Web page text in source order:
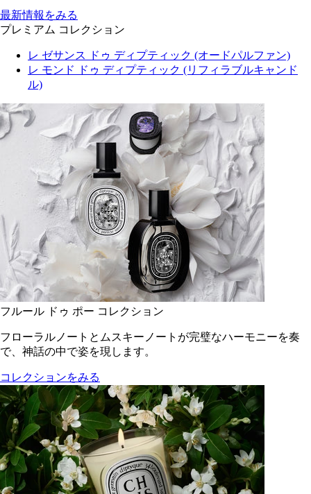
最新情報をみる
プレミアム コレクション
レ ゼサンス ドゥ ディプティック (オードパルファン)
レ モンド ドゥ ディプティック (リフィラブルキャンド
ル)
フルール ドゥ ポー コレクション
フローラルノートとムスキーノートが完璧なハーモニーを奏
で、神話の中で姿を現します。
コレクションをみる